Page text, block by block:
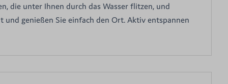
die unter Ihnen durch das Wasser flitzen, und
und genießen Sie einfach den Ort. Aktiv entspannen